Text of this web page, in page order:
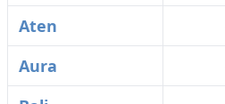
Aten
Aura